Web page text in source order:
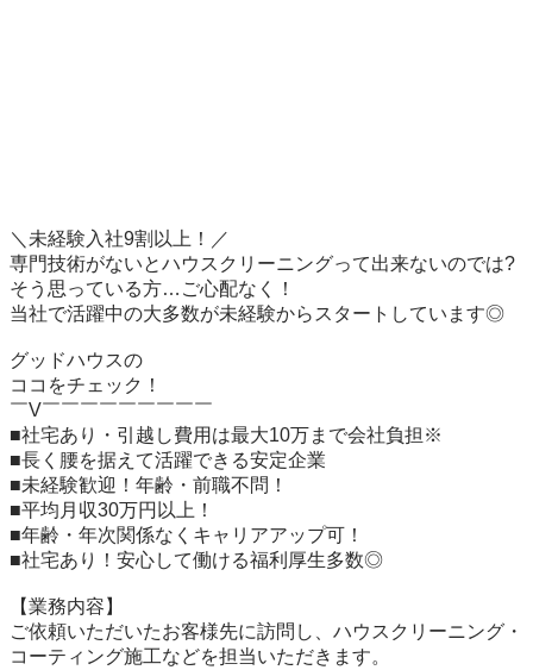
＼未経験入社9割以上！／
専門技術がないとハウスクリーニングって出来ないのでは?
そう思っている方…ご心配なく！
当社で活躍中の大多数が未経験からスタートしています◎
グッドハウスの
ココをチェック！
￣V￣￣￣￣￣￣￣￣￣
■社宅あり・引越し費用は最大10万まで会社負担※
■長く腰を据えて活躍できる安定企業
■未経験歓迎！年齢・前職不問！
■平均月収30万円以上！
■年齢・年次関係なくキャリアアップ可！
■社宅あり！安心して働ける福利厚生多数◎
【業務内容】
ご依頼いただいたお客様先に訪問し、ハウスクリーニング・
コーティング施工などを担当いただきます。